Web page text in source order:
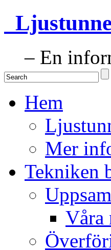
– En
Hem
Mer
Tekniken
Våra